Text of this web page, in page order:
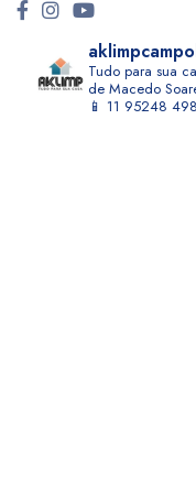
Tudo para sua
de Macedo
📱 11 95248